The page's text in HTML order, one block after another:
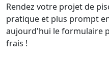
Rendez votre projet de
pratique et plus prompt
aujourd'hui le formulaire
frais !